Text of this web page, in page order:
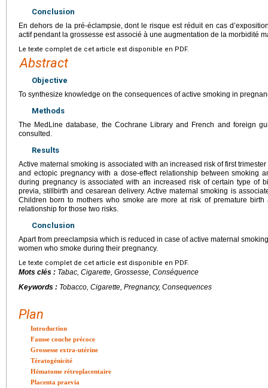
Conclusion
En dehors de la pré-éclampsie, dont le risque est réduit en cas
actif pendant la grossesse est associé à une augmentation de la morbidité
Le texte complet de cet article est disponible en PDF.
Abstract
Objective
To synthesize knowledge on the consequences of active smoking in
Methods
The MedLine database, the Cochrane Library and French and foreign
consulted.
Results
Active maternal smoking is associated with an increased risk of first
and ectopic pregnancy with a dose-effect relationship between smoking
during pregnancy is associated with an increased risk of certain type of
previa, stillbirth and cesarean delivery. Active maternal smoking is
Children born to mothers who smoke are more at risk of premature
relationship for those two risks.
Conclusion
Apart from preeclampsia which is reduced in case of active maternal
women who smoke during their pregnancy.
Le texte complet de cet article est disponible en PDF.
Mots clés : Tabac, Cigarette, Grossesse, Conséquence
Keywords : Tobacco, Cigarette, Pregnancy, Consequences
Plan
Introduction
Fausse couche précoce
Grossesse extra-utérine
Tératogénicité
Hématome rétroplacentaire
Placenta praevia